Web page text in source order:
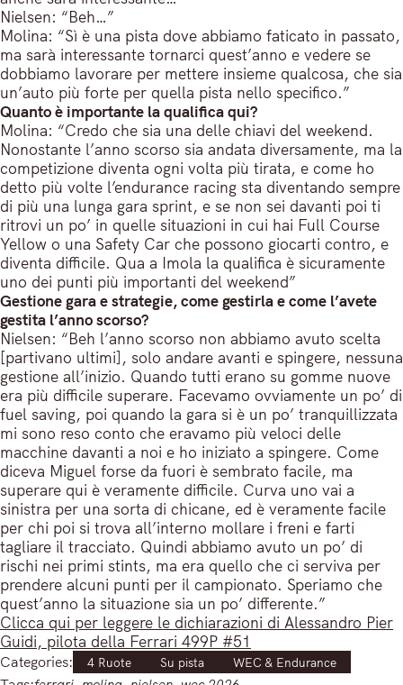
Nielsen: “Beh…”
Molina: “Sì è una pista dove abbiamo faticato in passato,
ma sarà interessante tornarci quest’anno e vedere se
dobbiamo lavorare per mettere insieme qualcosa, che sia
un’auto più forte per quella pista nello specifico.”
Quanto è importante la qualifica qui?
Molina: “Credo che sia una delle chiavi del weekend.
Nonostante l’anno scorso sia andata diversamente, ma la
competizione diventa ogni volta più tirata, e come ho
detto più volte l’endurance racing sta diventando sempre
di più una lunga gara sprint, e se non sei davanti poi ti
ritrovi un po’ in quelle situazioni in cui hai Full Course
Yellow o una Safety Car che possono giocarti contro, e
diventa difficile. Qua a Imola la qualifica è sicuramente
uno dei punti più importanti del weekend”
Gestione gara e strategie, come gestirla e come l’avete
gestita l’anno scorso?
Nielsen: “Beh l’anno scorso non abbiamo avuto scelta
[partivano ultimi], solo andare avanti e spingere, nessuna
gestione all’inizio. Quando tutti erano su gomme nuove
era più difficile superare. Facevamo ovviamente un po’ di
fuel saving, poi quando la gara si è un po’ tranquillizzata
mi sono reso conto che eravamo più veloci delle
macchine davanti a noi e ho iniziato a spingere. Come
diceva Miguel forse da fuori è sembrato facile, ma
superare qui è veramente difficile. Curva uno vai a
sinistra per una sorta di chicane, ed è veramente facile
per chi poi si trova all’interno mollare i freni e farti
tagliare il tracciato. Quindi abbiamo avuto un po’ di
rischi nei primi stints, ma era quello che ci serviva per
prendere alcuni punti per il campionato. Speriamo che
quest’anno la situazione sia un po’ differente.”
Clicca qui per leggere le dichiarazioni di Alessandro Pier
Guidi, pilota della Ferrari 499P #51
Categories: 4 Ruote Su pista WEC & Endurance